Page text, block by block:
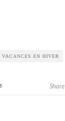
VACANCES EN HIVER
Share